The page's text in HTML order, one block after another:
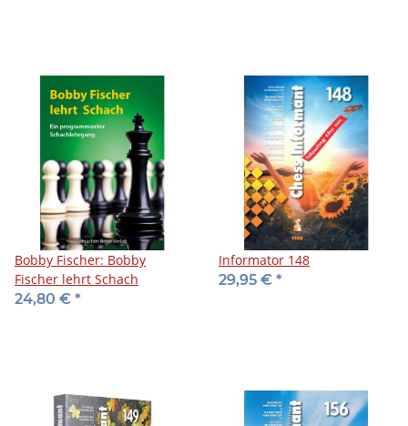
Bobby Fischer: Bobby
Fischer lehrt Schach
24,80 € *
Informator 148
29,95 € *